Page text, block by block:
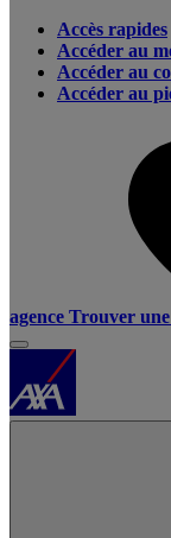
Accès rapides
Accéder au
Accéder au
Accéder au
agence Trouver une